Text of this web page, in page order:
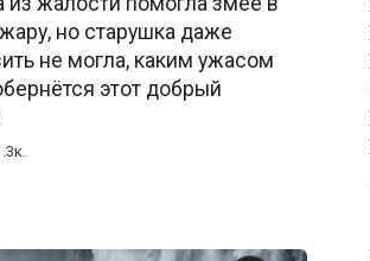
но старушка даже
не могла, каким ужасом
этот добрый